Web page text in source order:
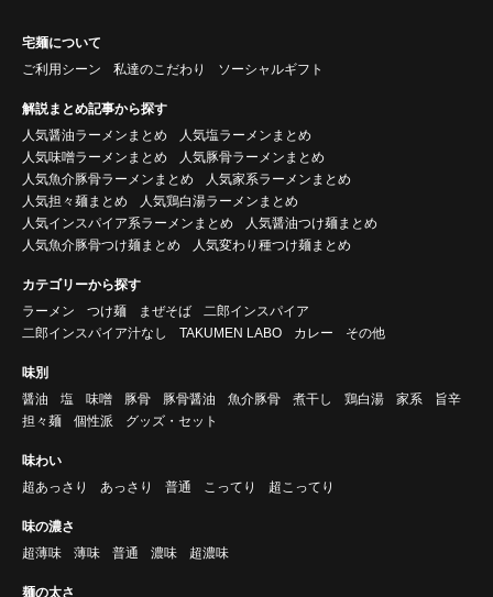
宅麺について
ご利用シーン
私達のこだわり ソーシャルギフト
解説まとめ記事から探す
人気醤油ラーメンまとめ
人気塩ラーメンまとめ
人気味噌ラーメンまとめ
人気豚骨ラーメンまとめ
人気魚介豚骨ラーメンまとめ
人気家系ラーメンまとめ
人気担々麺まとめ
人気鶏白湯ラーメンまとめ
人気インスパイア系ラーメンまとめ
人気醤油つけ麺まとめ
人気魚介豚骨つけ麺まとめ
人気変わり種つけ麺まとめ
カテゴリーから探す
ラーメン
つけ麺 まぜそば
二郎インスパイア
二郎インスパイア汁なし
TAKUMEN LABO カレー その他
味別
醤油
塩 味噌 豚骨 豚骨醤油 魚介豚骨 煮干し 鶏白湯 家系
旨辛
担々麺
個性派 グッズ・セット
味わい
超あっさり
あっさり 普通 こってり 超こってり
味の濃さ
超薄味
薄味 普通 濃味 超濃味
麺の太さ